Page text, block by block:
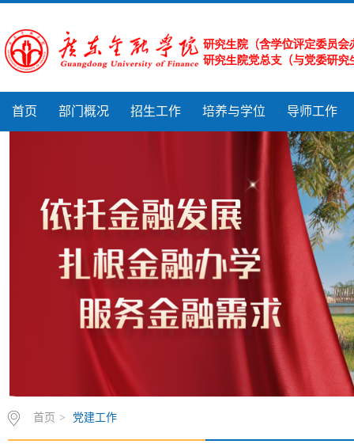
首页 部门概况 招生工作 培养与学位 导师工作
首页 > 党建工作